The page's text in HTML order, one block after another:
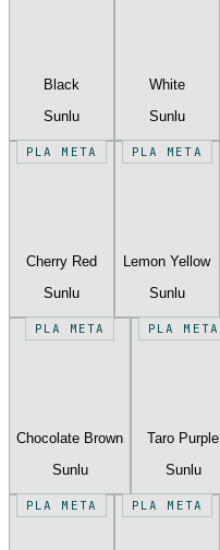
Black
Sunlu
White
Sunlu
PLA META
Cherry Red
Sunlu
PLA META
Lemon Yellow
Sunlu
PLA META
Chocolate Brown
Sunlu
PLA META
Taro Purple
Sunlu
PLA META PLA META